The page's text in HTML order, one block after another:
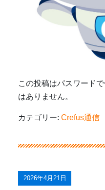
この投稿はパスワード
はありません。
カテゴリー:Crefus通信
2026年4月21日